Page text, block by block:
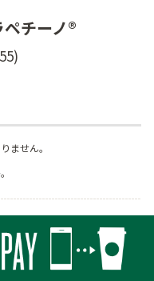
チーノ®
ません。